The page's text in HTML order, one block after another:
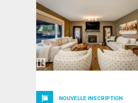
NOUVELLE INSCRIPTION